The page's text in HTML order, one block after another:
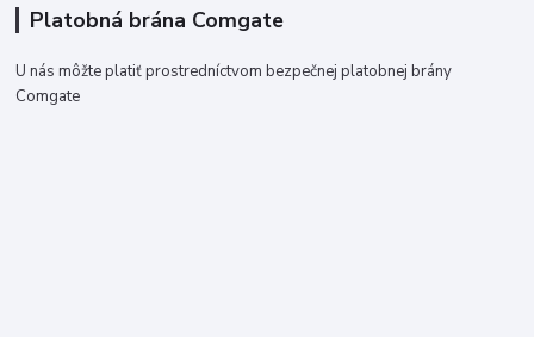
Platobná brána Comgate
U nás môžte platiť prostredníctvom bezpečnej platobnej brány
Comgate